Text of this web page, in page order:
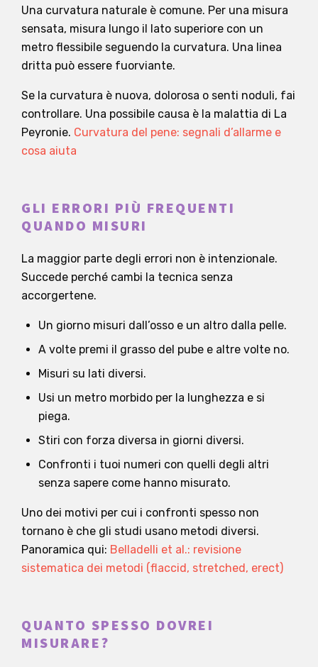
Una curvatura naturale è comune. Per una misura
sensata, misura lungo il lato superiore con un
metro flessibile seguendo la curvatura. Una linea
dritta può essere fuorviante.
Se la curvatura è nuova, dolorosa o senti noduli, fai
controllare. Una possibile causa è la malattia di La
Peyronie. Curvatura del pene: segnali d’allarme e
cosa aiuta
GLI ERRORI PIÙ FREQUENTI
QUANDO MISURI
La maggior parte degli errori non è intenzionale.
Succede perché cambi la tecnica senza
accorgertene.
Un giorno misuri dall’osso e un altro dalla pelle.
A volte premi il grasso del pube e altre volte no.
Misuri su lati diversi.
Usi un metro morbido per la lunghezza e si
piega.
Stiri con forza diversa in giorni diversi.
Confronti i tuoi numeri con quelli degli altri
senza sapere come hanno misurato.
Uno dei motivi per cui i confronti spesso non
tornano è che gli studi usano metodi diversi.
Panoramica qui: Belladelli et al.: revisione
sistematica dei metodi (flaccid, stretched, erect)
QUANTO SPESSO DOVREI
MISURARE?